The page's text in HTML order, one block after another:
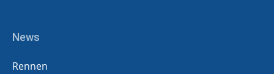
News
Rennen